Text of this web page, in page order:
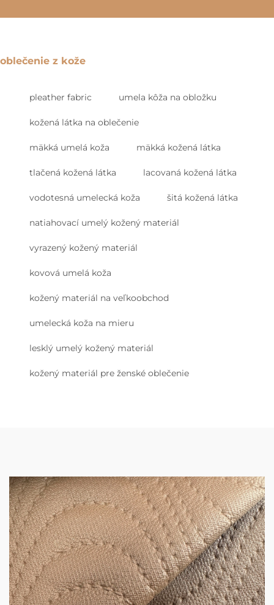
oblečenie z kože
pleather fabric umela kôža na obložku
kožená látka na oblečenie
mäkká umelá koža mäkká kožená látka
tlačená kožená látka lacovaná kožená látka
vodotesná umelecká koža šitá kožená látka
natiahovací umelý kožený materiál
vyrazený kožený materiál
kovová umelá koža
kožený materiál na veľkoobchod
umelecká koža na mieru
lesklý umelý kožený materiál
kožený materiál pre ženské oblečenie